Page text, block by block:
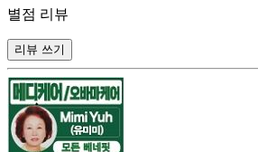
별점 리뷰
리뷰 쓰기